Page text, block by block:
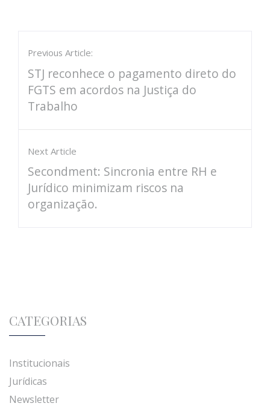
Previous Article:
STJ reconhece o pagamento direto do
FGTS em acordos na Justiça do
Trabalho
Next Article
Secondment: Sincronia entre RH e
Jurídico minimizam riscos na
organização.
CATEGORIAS
Institucionais
Jurídicas
Newsletter